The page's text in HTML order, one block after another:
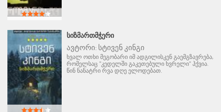
ᲡᲘᲖᲛᲐᲠᲗᲛᲭᲔᲠᲘ
ავტორი: სტივენ კინგი
ხვალ ოთხი მეგობარი იმ ადგილისკენ გაემგზავრება,
რომელსაც "კედელში გაკეთებული ხვრელი" ჰქვია.
წინ ნანატრი რვა დღე ელოდებათ.